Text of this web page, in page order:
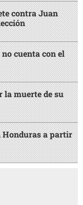
contra Juan
cuenta con el
la muerte de su
Honduras a partir